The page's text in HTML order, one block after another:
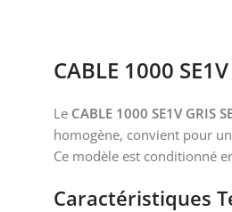
CABLE 1000
Le CABLE 1000 SE1V GRIS
homogène, convient pour
Ce modèle est conditionné
Caractéristiques